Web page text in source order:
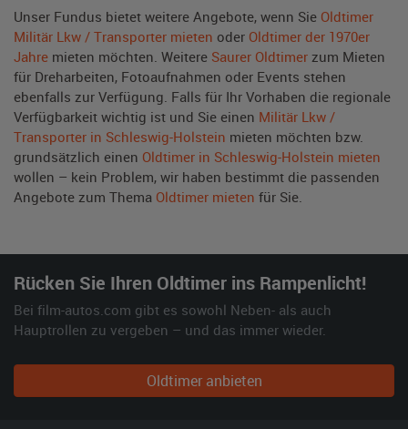
Unser Fundus bietet weitere Angebote, wenn Sie Oldtimer
Militär Lkw / Transporter mieten oder Oldtimer der 1970er
Jahre mieten möchten. Weitere Saurer Oldtimer zum Mieten
für Dreharbeiten, Fotoaufnahmen oder Events stehen
ebenfalls zur Verfügung. Falls für Ihr Vorhaben die regionale
Verfügbarkeit wichtig ist und Sie einen Militär Lkw /
Transporter in Schleswig-Holstein mieten möchten bzw.
grundsätzlich einen Oldtimer in Schleswig-Holstein mieten
wollen – kein Problem, wir haben bestimmt die passenden
Angebote zum Thema Oldtimer mieten für Sie.
Rücken Sie Ihren Oldtimer ins Rampenlicht!
Bei film-autos.com gibt es sowohl Neben- als auch
Hauptrollen zu vergeben – und das immer wieder.
Oldtimer anbieten